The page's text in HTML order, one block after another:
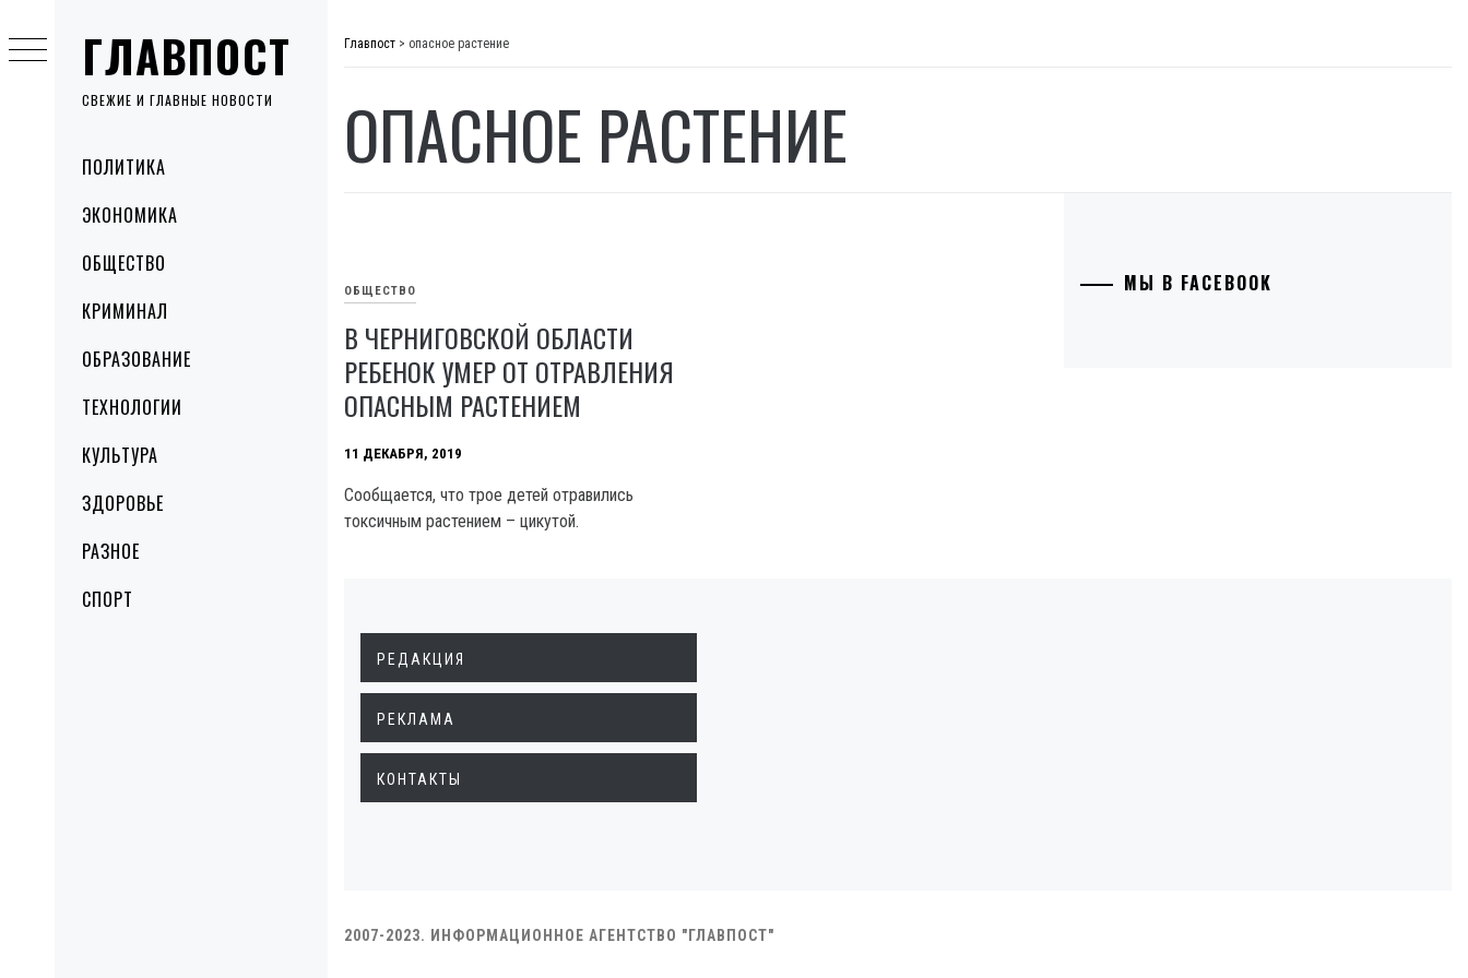
ГЛАВПОСТ
СВЕЖИЕ И ГЛАВНЫЕ НОВОСТИ
MenuПОЛИТИКА
ЭКОНОМИКА
ОБЩЕСТВО
КРИМИНАЛ
ОБРАЗОВАНИЕ
ТЕХНОЛОГИИ
КУЛЬТУРА
ЗДОРОВЬЕ
РАЗНОЕ
СПОРТ
to
content
Главпост > опасное растение
ОПАСНОЕ РАСТЕНИЕ
ОБЩЕСТВО
В ЧЕРНИГОВСКОЙ ОБЛАСТИ
РЕБЕНОК УМЕР ОТ ОТРАВЛЕНИЯ
ОПАСНЫМ РАСТЕНИЕМ
11 ДЕКАБРЯ, 2019
Сообщается, что трое детей отравились
токсичным растением – цикутой.
МЫ В FACEBOOK
РЕДАКЦИЯ
РЕКЛАМА
КОНТАКТЫ
2007-2023. ИНФОРМАЦИОННОЕ АГЕНТСТВО "ГЛАВПОСТ"